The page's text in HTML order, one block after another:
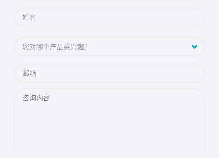
您对哪个产品感兴趣？